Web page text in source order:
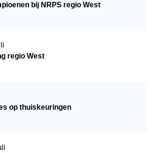
bij NRPS regio West
regio West
op thuiskeuringen